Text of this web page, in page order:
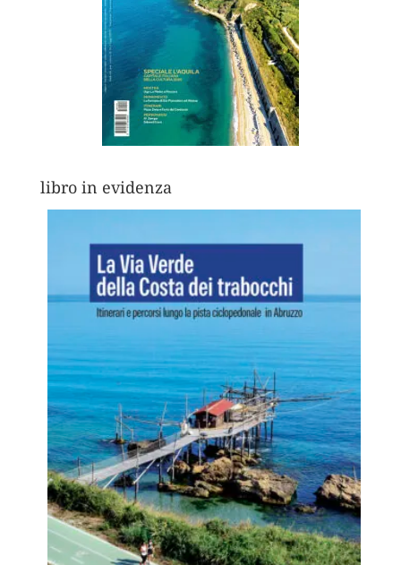
libro in evidenza